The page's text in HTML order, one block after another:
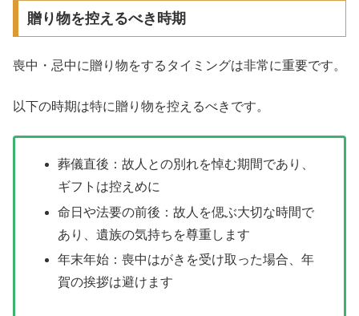
贈り物を控えるべき時期
喪中・忌中に贈り物をするタイミングは非常に重要です。
以下の時期は特に贈り物を控えるべきです。
葬儀直後：故人との別れを悼む期間であり、
ギフトは控えめに
命日や法要の前後：故人を偲ぶ大切な時間で
あり、遺族の気持ちを尊重します
年末年始：喪中はがきを受け取った場合、年
賀の挨拶は避けます